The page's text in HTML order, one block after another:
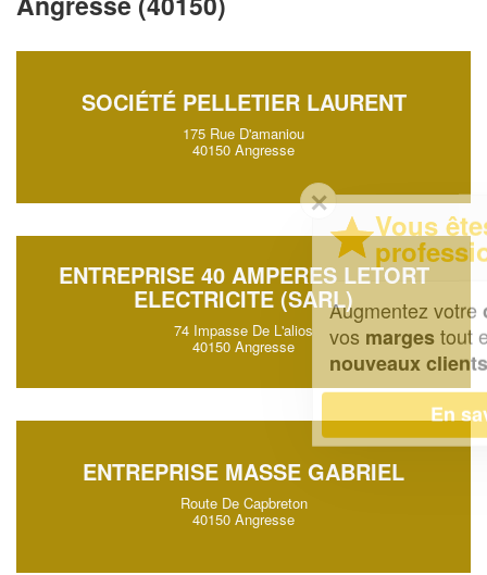
SOCIÉTÉ PELLETIER LAURENT
175 Rue D'amaniou
40150 Angresse
ENTREPRISE 40 AMPERES LETORT
ELECTRICITE (SARL)
74 Impasse De L'alios
40150 Angresse
ENTREPRISE MASSE GABRIEL
Route De Capbreton
40150 Angresse
✕
Vous êtes un
professionnel ?
Augmentez votrechiffre d'affaireset
margestout en gagnant de
nouveaux clients
En savoir plus